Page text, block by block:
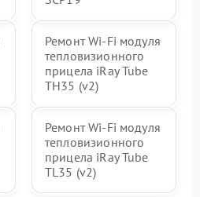
Ремонт Wi-Fi модуля
тепловизионного
прицела iRay Tube
TH35 (v2)
Ремонт Wi-Fi модуля
тепловизионного
прицела iRay Tube
TL35 (v2)